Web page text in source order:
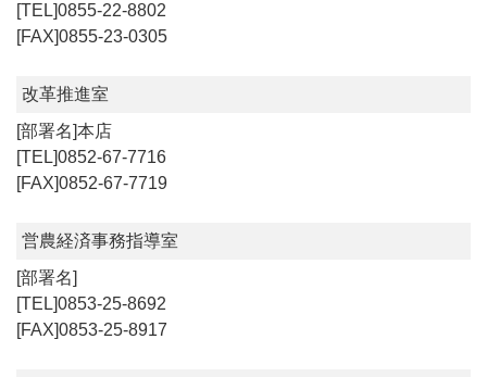
0855-22-8802
0855-23-0305
改革推進室
本店
0852-67-7716
0852-67-7719
営農経済事務指導室
0853-25-8692
0853-25-8917